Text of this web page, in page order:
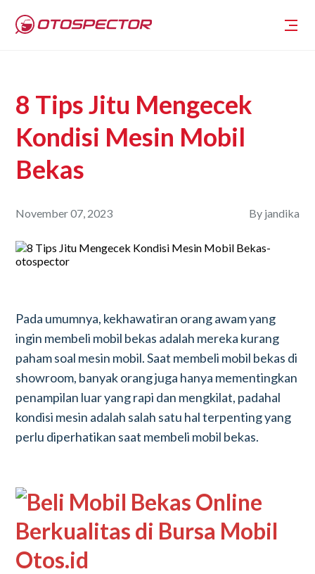
8 Tips Jitu Mengecek
Kondisi Mesin Mobil
Bekas
November 07, 2023 By jandika
Pada umumnya, kekhawatiran orang awam yang
ingin membeli mobil bekas adalah mereka kurang
paham soal mesin mobil. Saat membeli mobil bekas di
showroom, banyak orang juga hanya mementingkan
penampilan luar yang rapi dan mengkilat, padahal
kondisi mesin adalah salah satu hal terpenting yang
perlu diperhatikan saat membeli mobil bekas.